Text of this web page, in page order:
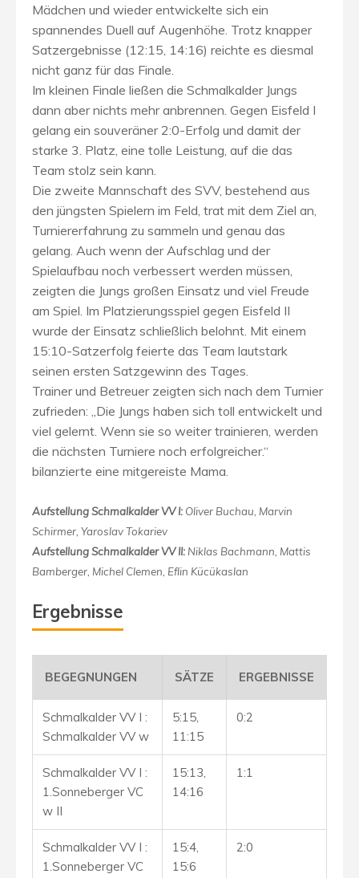
Mädchen und wieder entwickelte sich ein
spannendes Duell auf Augenhöhe. Trotz knapper
Satzergebnisse (12:15, 14:16) reichte es diesmal
nicht ganz für das Finale.
Im kleinen Finale ließen die Schmalkalder Jungs
dann aber nichts mehr anbrennen. Gegen Eisfeld I
gelang ein souveräner 2:0-Erfolg und damit der
starke 3. Platz, eine tolle Leistung, auf die das
Team stolz sein kann.
Die zweite Mannschaft des SVV, bestehend aus
den jüngsten Spielern im Feld, trat mit dem Ziel an,
Turniererfahrung zu sammeln und genau das
gelang. Auch wenn der Aufschlag und der
Spielaufbau noch verbessert werden müssen,
zeigten die Jungs großen Einsatz und viel Freude
am Spiel. Im Platzierungsspiel gegen Eisfeld II
wurde der Einsatz schließlich belohnt. Mit einem
15:10-Satzerfolg feierte das Team lautstark
seinen ersten Satzgewinn des Tages.
Trainer und Betreuer zeigten sich nach dem Turnier
zufrieden: „Die Jungs haben sich toll entwickelt und
viel gelernt. Wenn sie so weiter trainieren, werden
die nächsten Turniere noch erfolgreicher.“
bilanzierte eine mitgereiste Mama.
Aufstellung Schmalkalder VV I: Oliver Buchau, Marvin
Schirmer, Yaroslav Tokariev
Aufstellung Schmalkalder VV II: Niklas Bachmann, Mattis
Bamberger, Michel Clemen, Eflin Kücükaslan
Ergebnisse
BEGEGNUNGEN SÄTZE ERGEBNISSE
Schmalkalder VV I :
Schmalkalder VV w
5:15,
11:15
0:2
Schmalkalder VV I :
1.Sonneberger VC
w II
15:13,
14:16
1:1
Schmalkalder VV I :
1.Sonneberger VC
15:4,
15:6
2:0